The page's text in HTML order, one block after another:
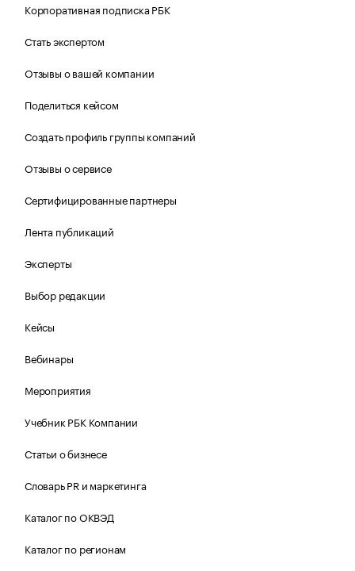
Корпоративная подписка РБК
Стать экспертом
Отзывы о вашей компании
Поделиться кейсом
Создать профиль группы компаний
Отзывы о сервисе
Сертифицированные партнеры
Лента публикаций
Эксперты
Выбор редакции
Кейсы
Вебинары
Мероприятия
Учебник РБК Компании
Статьи о бизнесе
Словарь PR и маркетинга
Каталог по ОКВЭД
Каталог по регионам